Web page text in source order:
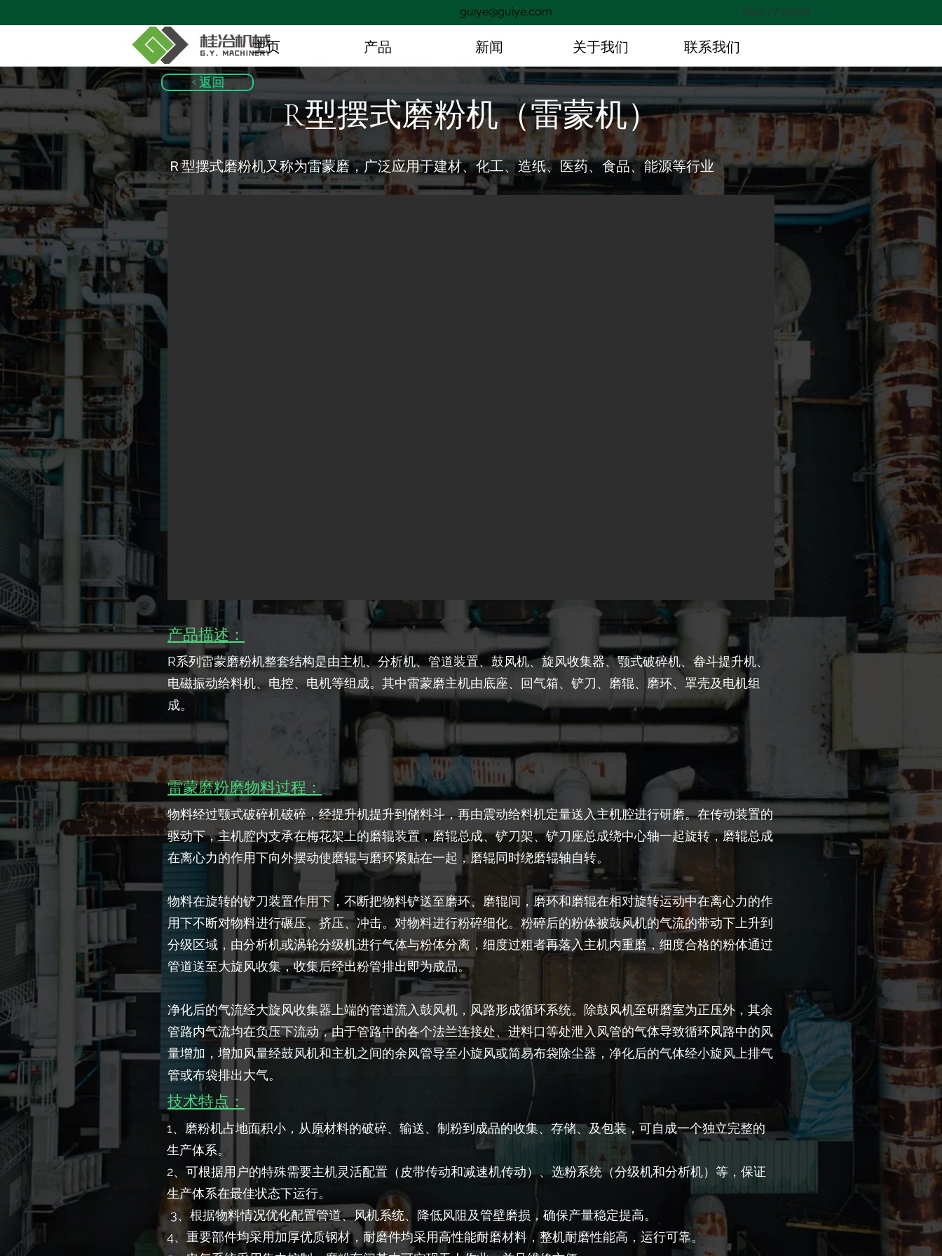
主页 产品 新闻 关于我们 联系我们
guiye@guiye.com 18407735848
< 返回
R型摆式磨粉机（雷蒙机）
Ｒ型摆式磨粉机又称为雷蒙磨，广泛应用于建材、化工、造纸、医药、食品、能源等行业
产品描述：
R系列雷蒙磨粉机整套结构是由主机、分析机、管道装置、鼓风机、旋风收集器、颚式破碎机、畚斗提升机、
电磁振动给料机、电控、电机等组成。其中雷蒙磨主机由底座、回气箱、铲刀、磨辊、磨环、罩壳及电机组
成。
雷蒙磨粉磨物料过程：
物料经过颚式破碎机破碎，经提升机提升到储料斗，再由震动给料机定量送入主机腔进行研磨。在传动装置的
驱动下，主机腔内支承在梅花架上的磨辊装置，磨辊总成、铲刀架、铲刀座总成绕中心轴一起旋转，磨辊总成
在离心力的作用下向外摆动使磨辊与磨环紧贴在一起，磨辊同时绕磨辊轴自转。
物料在旋转的铲刀装置作用下，不断把物料铲送至磨环、磨辊间，磨环和磨辊在相对旋转运动中在离心力的作
用下不断对物料进行碾压、挤压、冲击。对物料进行粉碎细化。粉碎后的粉体被鼓风机的气流的带动下上升到
分级区域，由分析机或涡轮分级机进行气体与粉体分离，细度过粗者再落入主机内重磨，细度合格的粉体通过
管道送至大旋风收集，收集后经出粉管排出即为成品。
净化后的气流经大旋风收集器上端的管道流入鼓风机，风路形成循环系统。除鼓风机至研磨室为正压外，其余
管路内气流均在负压下流动，由于管路中的各个法兰连接处、进料口等处泄入风管的气体导致循环风路中的风
量增加，增加风量经鼓风机和主机之间的余风管导至小旋风或简易布袋除尘器，净化后的气体经小旋风上排气
管或布袋排出大气。
技术特点：
1、磨粉机占地面积小，从原材料的破碎、输送、制粉到成品的收集、存储、及包装，可自成一个独立完整的
生产体系。
2、可根据用户的特殊需要主机灵活配置（皮带传动和减速机传动）、选粉系统（分级机和分析机）等，保证
生产体系在最佳状态下运行。
3、根据物料情况优化配置管道、风机系统、降低风阻及管壁磨损，确保产量稳定提高。
4、重要部件均采用加厚优质钢材，耐磨件均采用高性能耐磨材料，整机耐磨性能高，运行可靠。